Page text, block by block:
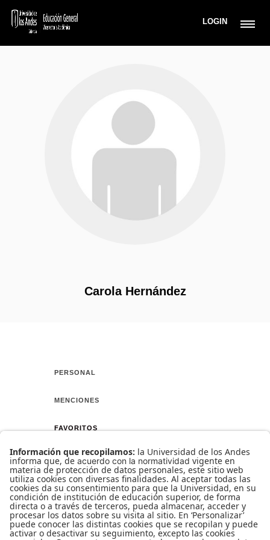
LOGIN
Carola Hernández
PERSONAL
MENCIONES
FAVORITOS
AMIGOS
CURSO